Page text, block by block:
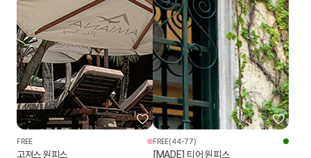
FREE
고져스 원피스
FREE(44-77)
[MADE] 티어 원피스